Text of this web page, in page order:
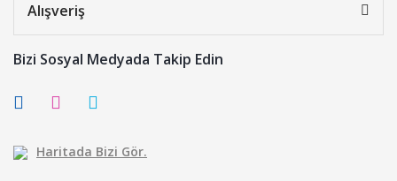
Alışveriş
Bizi Sosyal Medyada Takip Edin
Haritada Bizi Gör.